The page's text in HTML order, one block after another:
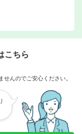
こちら
んのでご安心ください。